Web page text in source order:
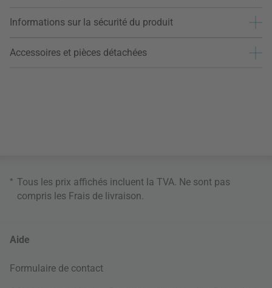
Informations sur la sécurité du produit
Accessoires et pièces détachées
* Tous les prix affichés incluent la TVA. Ne sont pas
compris les Frais de livraison
Aide
Formulaire de contact